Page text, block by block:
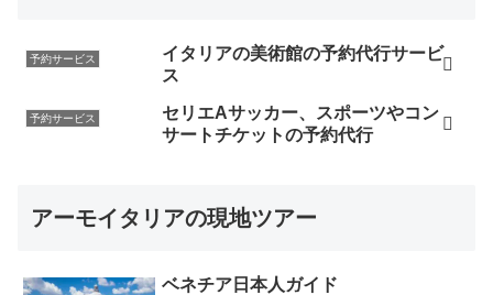
予約サービス
イタリアの美術館の予約代行サービ
ス
予約サービス
セリエAサッカー、スポーツやコン
サートチケットの予約代行
アーモイタリアの現地ツアー
ベネチア日本人ガイド